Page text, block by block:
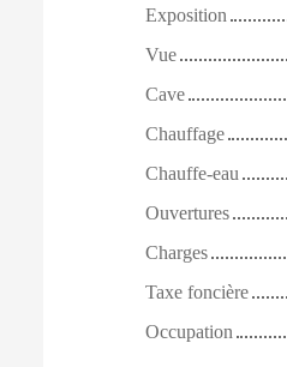
Exposition
Vue
Cave
Chauffage
Chauffe-eau
Ouvertures
Charges
Taxe foncière
Occupation